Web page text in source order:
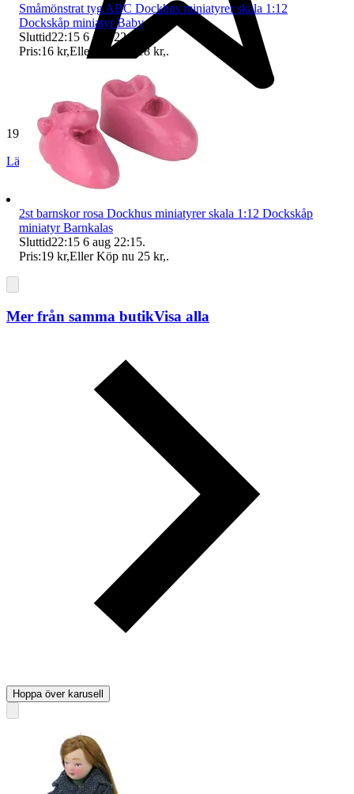
19 234 omdömen
Läs omdömen
Småmönstrat tyg ABC Dockhus miniatyrer skala 1:12
Dockskåp miniatyr Baby
Sluttid22:15 6 aug 22:15
Pris:16 kr,Eller Köp nu 18 kr,.
2st barnskor rosa Dockhus miniatyrer skala 1:12 Dockskåp
miniatyr Barnkalas
Sluttid22:15 6 aug 22:15.
Pris:19 kr,Eller Köp nu 25 kr,.
Mer från samma butikVisa alla
Hoppa över karusell